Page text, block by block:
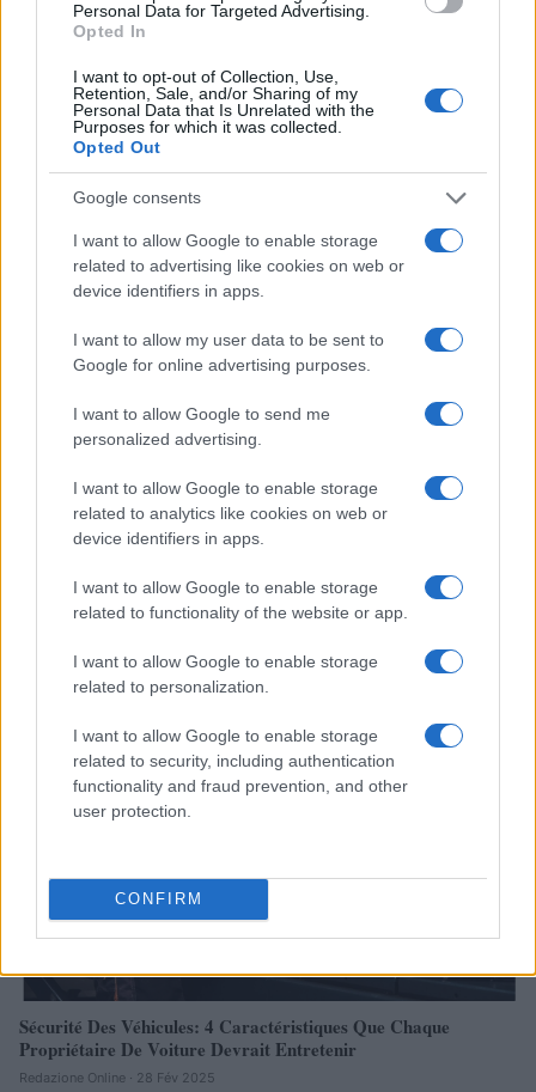
Personal Data for Targeted Advertising.
Opted In
I want to opt-out of Collection, Use,
Retention, Sale, and/or Sharing of my
Personal Data that Is Unrelated with the
Purposes for which it was collected.
Opted Out
Google consents
I want to allow Google to enable storage
related to advertising like cookies on web or
device identifiers in apps.
I want to allow my user data to be sent to
Google for online advertising purposes.
I want to allow Google to send me
personalized advertising.
I want to allow Google to enable storage
related to analytics like cookies on web or
device identifiers in apps.
I want to allow Google to enable storage
related to functionality of the website or app.
I want to allow Google to enable storage
related to personalization.
I want to allow Google to enable storage
related to security, including authentication
functionality and fraud prevention, and other
user protection.
CONFIRM
Réparations automobiles 2025: le guide malin pour réduire la
facture
AUTOMOBILE
Sécurité Des Véhicules: 4 Caractéristiques Que Chaque
Propriétaire De Voiture Devrait Entretenir
Redazione Online · 28 Fév 2025